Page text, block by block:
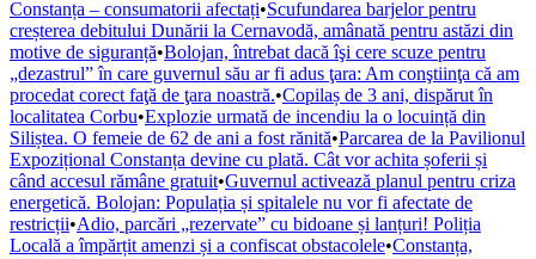
Constanța – consumatorii afectați•Scufundarea barjelor pentru
creșterea debitului Dunării la Cernavodă, amânată pentru astăzi din
motive de siguranță•Bolojan, întrebat dacă îşi cere scuze pentru
„dezastrul” în care guvernul său ar fi adus ţara: Am conştiinţa că am
procedat corect faţă de ţara noastră.•Copilaș de 3 ani, dispărut în
localitatea Corbu•Explozie urmată de incendiu la o locuință din
Siliștea. O femeie de 62 de ani a fost rănită•Parcarea de la Pavilionul
Expozițional Constanța devine cu plată. Cât vor achita șoferii și
când accesul rămâne gratuit•Guvernul activează planul pentru criza
energetică. Bolojan: Populația și spitalele nu vor fi afectate de
restricții•Adio, parcări „rezervate” cu bidoane și lanțuri! Poliția
Locală a împărțit amenzi și a confiscat obstacolele•Constanța,